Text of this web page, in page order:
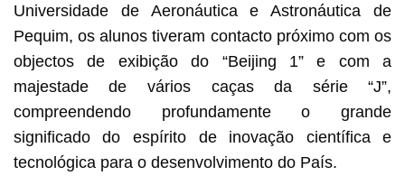
Universidade de Aeronáutica e Astronáutica de
Pequim, os alunos tiveram contacto próximo com os
objectos de exibição do “Beijing 1” e com a
majestade de vários caças da série “J”,
compreendendo profundamente o grande
significado do espírito de inovação científica e
tecnológica para o desenvolvimento do País.